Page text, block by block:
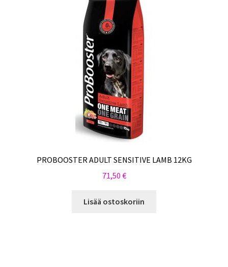
PROBOOSTER ADULT SENSITIVE LAMB 12KG
71,50 €
Lisää ostoskoriin